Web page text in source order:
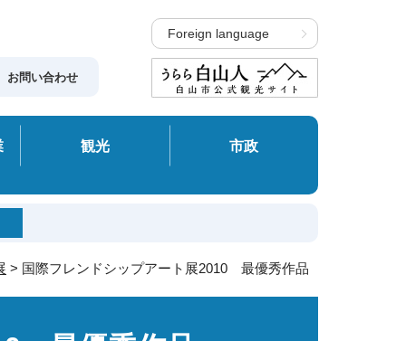
お問い合わせ
Foreign language
観光 市政
> 国際フレンドシップアート展2010 最優秀作品